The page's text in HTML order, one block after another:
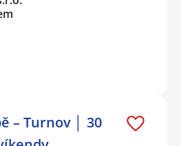
– Turnov │ 30